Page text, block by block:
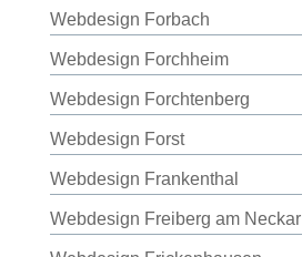
Webdesign Forbach
Webdesign Forchheim
Webdesign Forchtenberg
Webdesign Forst
Webdesign Frankenthal
Webdesign Freiberg am Neckar